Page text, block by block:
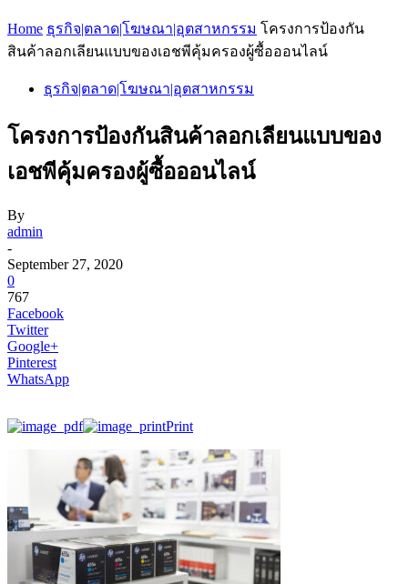
Home ธุรกิจ|ตลาด|โฆษณา|อุตสาหกรรม โครงการป้องกัน
สินค้าลอกเลียนแบบของเอชพีคุ้มครองผู้ซื้อออนไลน์
ธุรกิจ|ตลาด|โฆษณา|อุตสาหกรรม
โครงการป้องกันสินค้าลอกเลียนแบบของ
เอชพีคุ้มครองผู้ซื้อออนไลน์
By
admin
-
September 27, 2020
0
767
Facebook
Twitter
Google+
Pinterest
WhatsApp
Print